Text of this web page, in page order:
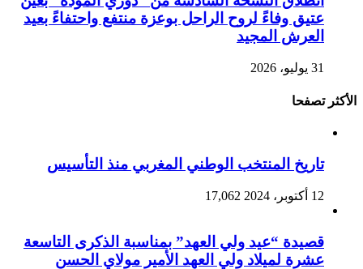
عتيق وفاءً لروح الراحل بوعزة منتفع واحتفاءً بعيد
العرش المجيد
31 يوليو، 2026
الأكثر تصفحا
تاريخ المنتخب الوطني المغربي منذ التأسيس
12 أكتوبر، 2024 17,062
قصيدة “عيد ولي العهد” بمناسبة الذكرى التاسعة
عشرة لميلاد ولي العهد الأمير مولاي الحسن